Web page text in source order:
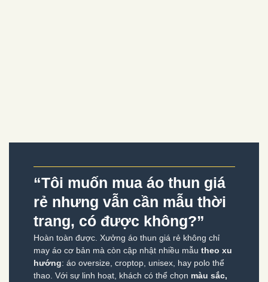
“Tôi muốn mua áo thun giá
rẻ nhưng vẫn cần mẫu thời
trang, có được không?”
Hoàn toàn được. Xưởng áo thun giá rẻ không chỉ
may áo cơ bản mà còn cập nhật nhiều mẫu theo xu
hướng: áo oversize, croptop, unisex, hay polo thể
thao. Với sự linh hoạt, khách có thể chọn màu sắc,